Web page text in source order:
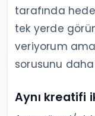
tarafında
tek yerde
veriyorum
sorusunu
Aynı kreatifi